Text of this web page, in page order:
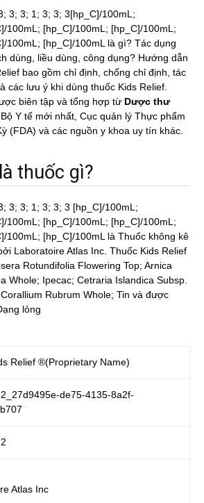
3; 3; 1; 3; 3; 3[hp_C]/100mL;
100mL; [hp_C]/100mL; [hp_C]/100mL;
100mL; [hp_C]/100mL là gì? Tác dụng
dùng, liều dùng, công dụng? Hướng dẫn
bao gồm chỉ định, chống chỉ định, tác
các lưu ý khi dùng thuốc Kids Relief.
biên tập và tổng hợp từ Dược thư
Y tế mới nhất, Cục quản lý Thực phẩm
(FDA) và các nguồn y khoa uy tín khác.
thuốc gì?
3; 3; 1; 3; 3; 3 [hp_C]/100mL;
100mL; [hp_C]/100mL; [hp_C]/100mL;
100mL; [hp_C]/100mL là Thuốc không kê
Laboratoire Atlas Inc. Thuốc Kids Relief
Rotundifolia Flowering Top; Arnica
Whole; Ipecac; Cetraria Islandica Subsp.
Rubrum Whole; Tin và được
lỏng
Relief ®(Proprietary Name)
de75-4135-8a2f-
Atlas Inc